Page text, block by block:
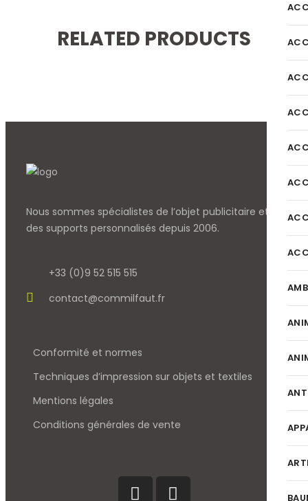
RELATED PRODUCTS
Nous sommes spécialistes de l’objet publicitaire et
des supports personnalisés depuis 2006.
+33 (0)9 52 515 515
contact@commilfaut.fr
Conformité et normes
Techniques d’impression sur objets et textiles
Mentions légales
Conditions générales de vente